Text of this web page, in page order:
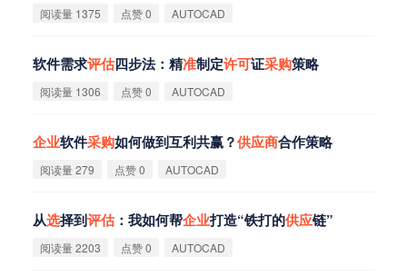
阅读量 1375 点赞 0 AUTOCAD
软件需求评估四步法：精准制定许可证采购策略
阅读量 1306 点赞 0 AUTOCAD
企业软件采购如何做到互利共赢？供应商合作策略
阅读量 279 点赞 0 AUTOCAD
从选择到评估：我如何帮企业打造“铁打的供应链”
阅读量 2203 点赞 0 AUTOCAD